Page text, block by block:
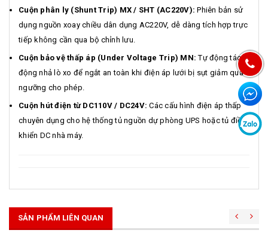
Cuộn phân ly (Shunt Trip) MX / SHT (AC220V): Phiên bản sử
dụng nguồn xoay chiều dân dụng AC220V, dễ dàng tích hợp trực
tiếp không cần qua bộ chỉnh lưu.
Cuộn bảo vệ thấp áp (Under Voltage Trip) MN: Tự động tác
động nhả lò xo để ngắt an toàn khi điện áp lưới bị sụt giảm quá
ngưỡng cho phép.
Cuộn hút điện từ DC110V / DC24V: Các cấu hình điện áp thấp
chuyên dụng cho hệ thống tủ nguồn dự phòng UPS hoặc tủ điều
khiển DC nhà máy.
SẢN PHẨM LIÊN QUAN